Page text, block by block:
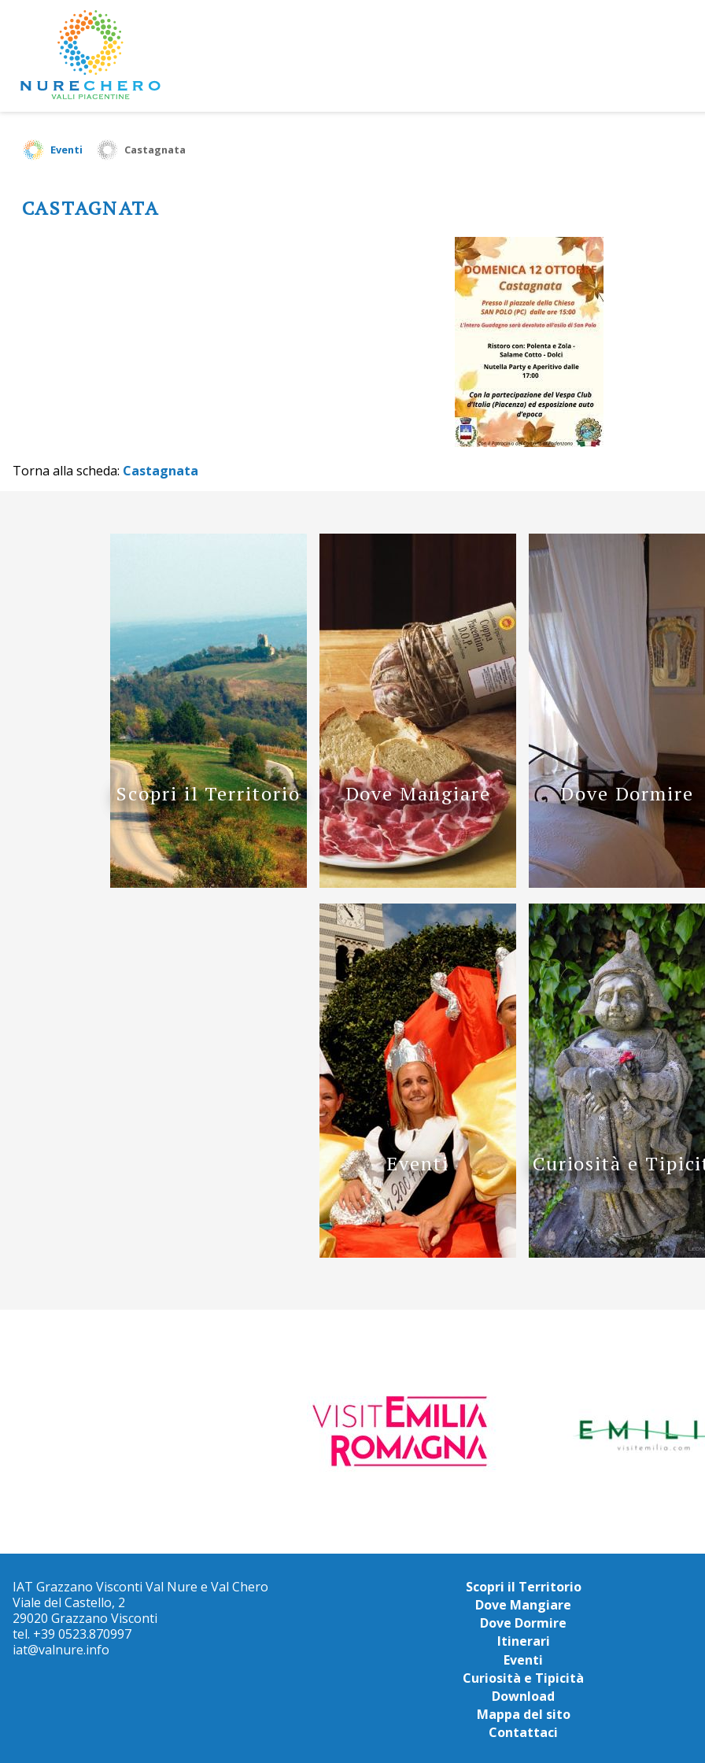
Eventi Castagnata
CASTAGNATA
Torna alla scheda: Castagnata
Scopri il Territorio Dove Mangiare Dove Dormire
Eventi Curiosità e
IAT Grazzano Visconti Val Nure e Val Chero
Viale del Castello, 2
29020 Grazzano Visconti
tel. +39 0523.870997
iat@valnure.info
Scopri il Territorio
Dove Mangiare
Dove Dormire
Itinerari
Eventi
Curiosità e Tipicità
Download
Mappa del sito
Contattaci